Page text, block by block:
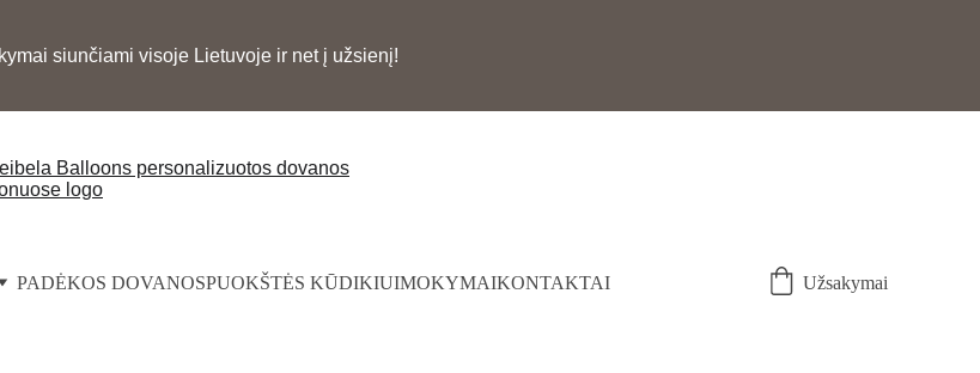
PADĖKOS DOVANOSPUOKŠTĖS KŪDIKIUIMOKYMAIKONTAKTAI Užsakymai
siunčiami visoje Lietuvoje ir net į užsienį!